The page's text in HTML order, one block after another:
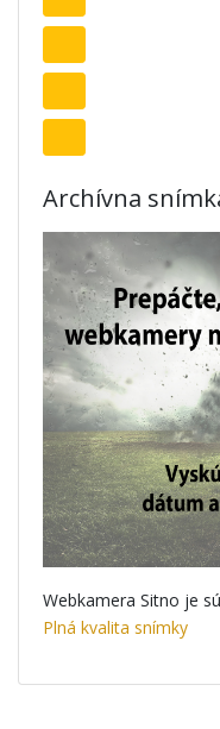
Archívna
Webkamera Sitno je
Plná kvalita snímky